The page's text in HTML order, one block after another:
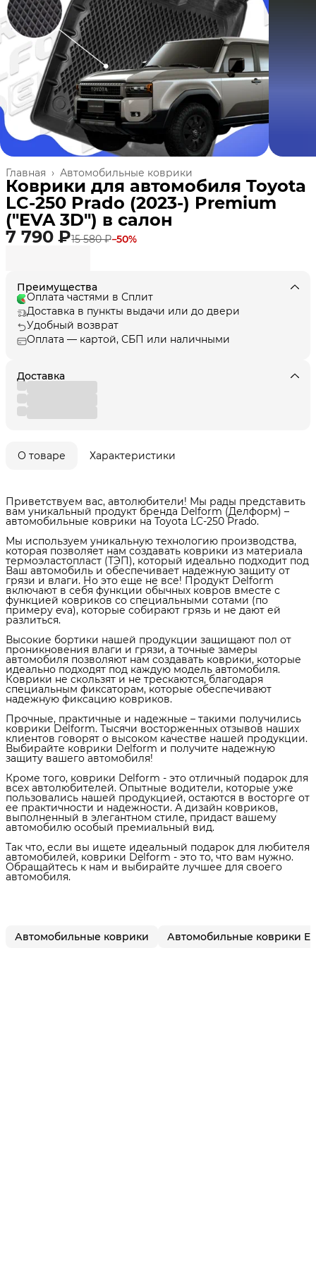
Автомобильные коврики
Главная ›
Коврики для автомобиля Toyota
LC-250 Prado (2023-) Premium
("EVA 3D") в cалон
7 790 ₽15 580 ₽−50%
Преимущества
Оплата частями в Сплит
Доставка в пункты выдачи или до двери
Удобный возврат
Оплата — картой, СБП или наличными
Доставка
О товаре Характеристики
Приветствуем вас, автолюбители! Мы рады представить
вам уникальный продукт бренда Delform (Делформ) –
автомобильные коврики на Toyota LC-250 Prado.
Мы используем уникальную технологию производства,
которая позволяет нам создавать коврики из материала
термоэластопласт (ТЭП), который идеально подходит под
Ваш автомобиль и обеспечивает надежную защиту от
грязи и влаги. Но это еще не все! Продукт Delform
включают в себя функции обычных ковров вместе с
функцией ковриков со специальными сотами (по
примеру eva), которые собирают грязь и не дают ей
разлиться.
Высокие бортики нашей продукции защищают пол от
проникновения влаги и грязи, а точные замеры
автомобиля позволяют нам создавать коврики, которые
идеально подходят под каждую модель автомобиля.
Коврики не скользят и не трескаются, благодаря
специальным фиксаторам, которые обеспечивают
надежную фиксацию ковриков.
Прочные, практичные и надежные – такими получились
коврики Delform. Тысячи восторженных отзывов наших
клиентов говорят о высоком качестве нашей продукции.
Выбирайте коврики Delform и получите надежную
защиту вашего автомобиля!
Кроме того, коврики Delform - это отличный подарок для
всех автолюбителей. Опытные водители, которые уже
пользовались нашей продукцией, остаются в восторге от
ее практичности и надежности. А дизайн ковриков,
выполненный в элегантном стиле, придаст вашему
автомобилю особый премиальный вид.
Так что, если вы ищете идеальный подарок для любителя
автомобилей, коврики Delform - это то, что вам нужно.
Обращайтесь к нам и выбирайте лучшее для своего
автомобиля.
Автомобильные коврики Автомобильные коврики